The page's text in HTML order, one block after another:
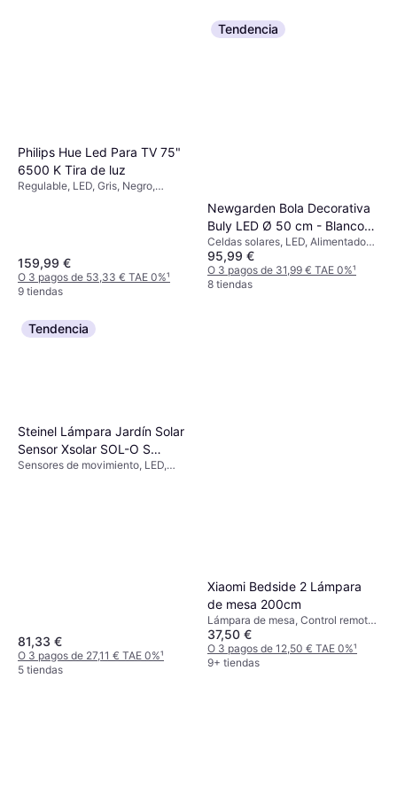
Philips Hue Led Para TV 75"
6500 K Tira de luz
Regulable, LED, Gris, Negro,
159,99 €
O 3 pagos de 53,33 € TAE 0%¹
9 tiendas
Tendencia
Newgarden Bola Decorativa
Buly LED Ø 50 cm - Blanco
Iluminación de Suelo
Celdas solares, LED, Alimentado
por batería, Transparente, Blanco,
Plástico
95,99 €
O 3 pagos de 31,99 € TAE 0%¹
8 tiendas
Tendencia
Steinel Lámpara Jardín Solar
Sensor Xsolar SOL-O S
Antracita 052959 Aplique de
Sensores de movimiento, LED,
81,33 €
O 3 pagos de 27,11 € TAE 0%¹
5 tiendas
Xiaomi Bedside 2 Lámpara
de mesa 200cm
Lámpara de mesa, Control remoto,
Blanco
37,50 €
O 3 pagos de 12,50 € TAE 0%¹
9+ tiendas